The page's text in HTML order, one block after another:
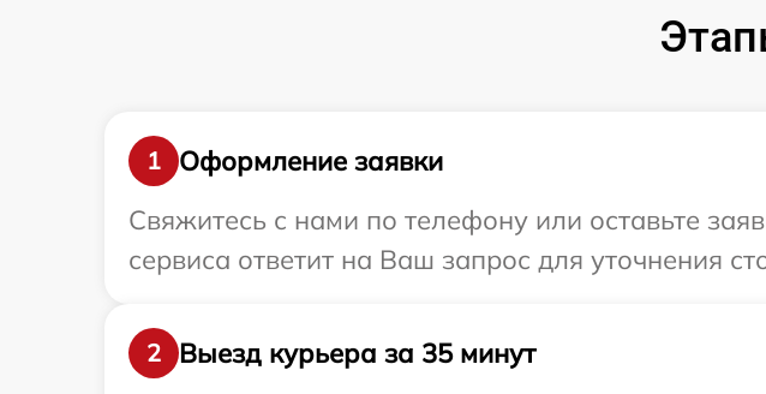
1
Оформление заявки
Свяжитесь с нами по телефону или оставьте
сервиса ответит на Ваш запрос для уточнения
2
Выезд курьера за 35 минут